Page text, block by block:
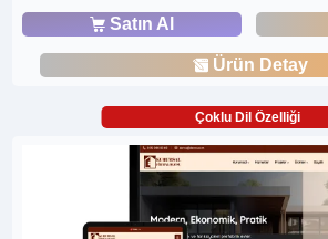
Satın Al
Ürün Detay
Çoklu Dil Özelliği